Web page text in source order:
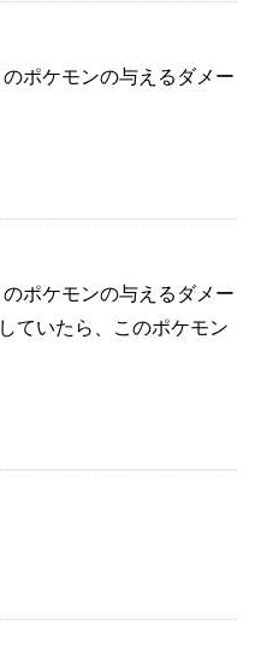
ポケモンの与えるダメー
ポケモンの与えるダメー
ていたら、このポケモン